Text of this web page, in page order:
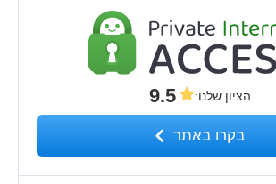
הציון שלנו:
9.5
בקרו באתר